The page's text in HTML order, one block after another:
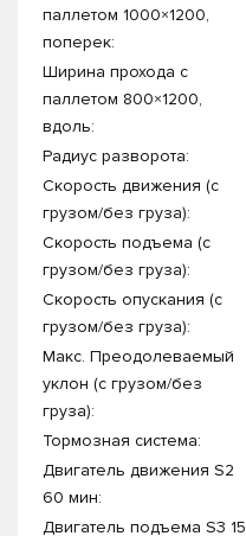
паллетом 1000×1200,
поперек:
Ширина прохода с
паллетом 800×1200,
вдоль:
Радиус разворота:
Скорость движения (с
грузом/без груза):
Скорость подъема (с
грузом/без груза):
Скорость опускания (с
грузом/без груза):
Макс. Преодолеваемый
уклон (с грузом/без
груза):
Тормозная система:
Двигатель движения S2
60 мин:
Двигатель подъема S3 15